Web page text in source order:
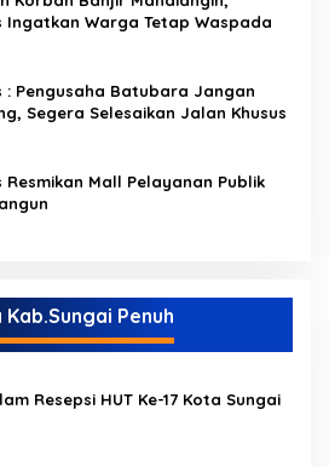
Ingatkan Warga Tetap Waspada
: Pengusaha Batubara Jangan
Segera Selesaikan Jalan Khusus
Resmikan Mall Pelayanan Publik
Penuh
Resepsi HUT Ke-17 Kota Sungai